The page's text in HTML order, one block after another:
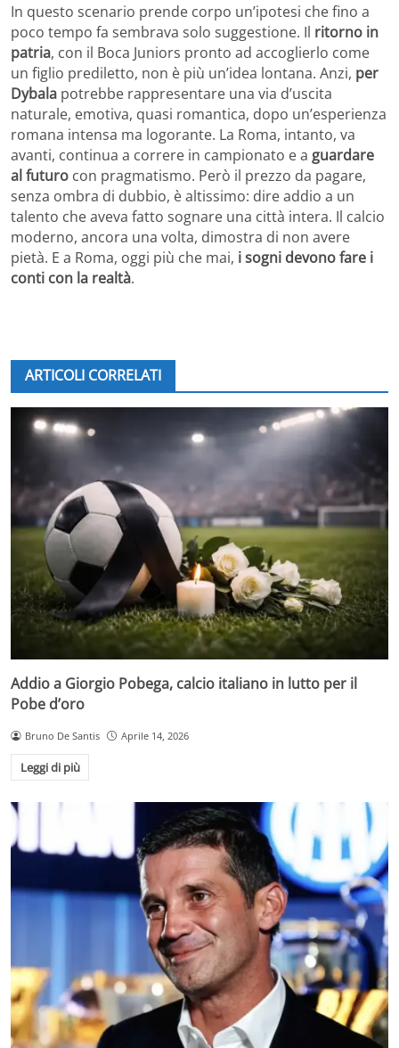
In questo scenario prende corpo un’ipotesi che fino a
poco tempo fa sembrava solo suggestione. Il ritorno in
patria, con il Boca Juniors pronto ad accoglierlo come
un figlio prediletto, non è più un’idea lontana. Anzi, per
Dybala potrebbe rappresentare una via d’uscita
naturale, emotiva, quasi romantica, dopo un’esperienza
romana intensa ma logorante. La Roma, intanto, va
avanti, continua a correre in campionato e a guardare
al futuro con pragmatismo. Però il prezzo da pagare,
senza ombra di dubbio, è altissimo: dire addio a un
talento che aveva fatto sognare una città intera. Il calcio
moderno, ancora una volta, dimostra di non avere
pietà. E a Roma, oggi più che mai, i sogni devono fare i
conti con la realtà.
ARTICOLI CORRELATI
Addio a Giorgio Pobega, calcio italiano in lutto per il
Pobe d’oro
Bruno De Santis Aprile 14, 2026
Leggi di più